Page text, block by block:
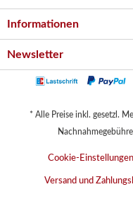
Informationen
Newsletter
* Alle Preise inkl. gesetzl.
Cookie-Einstellungen
Versand und